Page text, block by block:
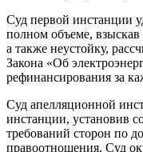
Суд первой инстанции
полном объеме, взыскав
а также неустойку,
Закона «Об
рефинансирования за
Суд апелляционной
инстанции, установив
требований сторон по
правоотношения. Суд